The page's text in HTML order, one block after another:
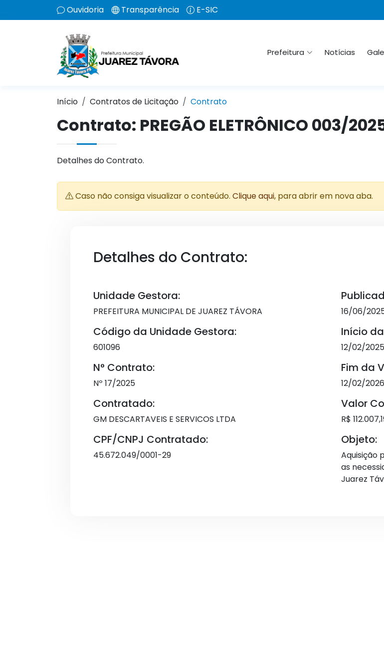
Ouvidoria Transparência E-SIC
Prefeitura Notícias
Início Contratos de Licitação Contrato
Contrato: PREGÃO ELETRÔNICO 003/
Detalhes do Contrato.
Caso não consiga visualizar o conteúdo. Clique aqui, para abrir em nova aba.
Detalhes do Contrato:
Unidade Gestora:
PREFEITURA MUNICIPAL DE JUAREZ TÁVORA
Código da Unidade Gestora:
601096
N° Contrato:
Nº 17/2025
Contratado:
GM DESCARTAVEIS E SERVICOS LTDA
CPF/CNPJ Contratado:
45.672.049/0001-29
16/06/
Início
12/02/2025
Fim da
12/02/2026
Valor
R$
Objeto:
Aquisição
as
Juarez